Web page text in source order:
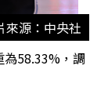
來源：中央社
58.33%，調